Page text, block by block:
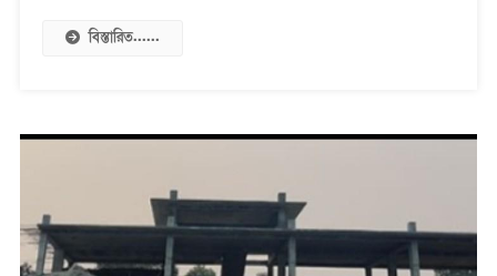
বিস্তারিত......